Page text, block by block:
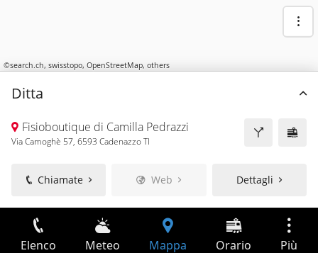
©search.ch, swisstopo, OpenStreetMap, others
Ditta
Fisioboutique di Camilla Pedrazzi
Via Camoghè 57, 6593 Cadenazzo TI
Chiamate Web Dettagli
Elenco Meteo Mappa Orario Più